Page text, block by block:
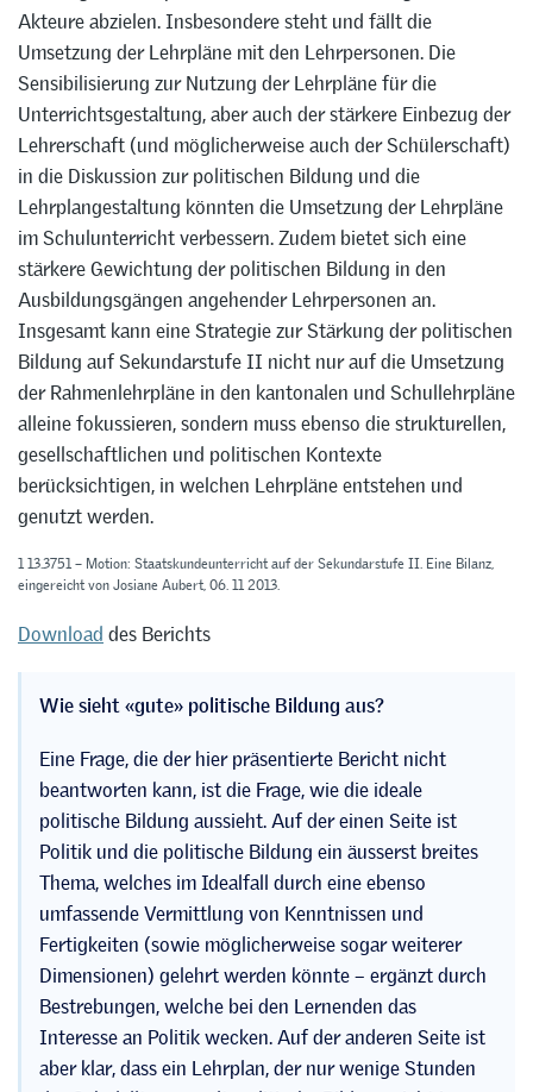
Akteure abzielen. Insbesondere steht und fällt die
Umsetzung der Lehrpläne mit den Lehrpersonen. Die
Sensibilisierung zur Nutzung der Lehrpläne für die
Unterrichtsgestaltung, aber auch der stärkere Einbezug der
Lehrerschaft (und möglicherweise auch der Schülerschaft)
in die Diskussion zur politischen Bildung und die
Lehrplangestaltung könnten die Umsetzung der Lehrpläne
im Schulunterricht verbessern. Zudem bietet sich eine
stärkere Gewichtung der politischen Bildung in den
Ausbildungsgängen angehender Lehrpersonen an.
Insgesamt kann eine Strategie zur Stärkung der politischen
Bildung auf Sekundarstufe II nicht nur auf die Umsetzung
der Rahmenlehrpläne in den kantonalen und Schullehrpläne
alleine fokussieren, sondern muss ebenso die strukturellen,
gesellschaftlichen und politischen Kontexte
berücksichtigen, in welchen Lehrpläne entstehen und
genutzt werden.
1 13.3751 – Motion: Staatskundeunterricht auf der Sekundarstufe II. Eine Bilanz,
eingereicht von Josiane Aubert, 06. 11 2013.
Download des Berichts
Wie sieht «gute» politische Bildung aus?
Eine Frage, die der hier präsentierte Bericht nicht
beantworten kann, ist die Frage, wie die ideale
politische Bildung aussieht. Auf der einen Seite ist
Politik und die politische Bildung ein äusserst breites
Thema, welches im Idealfall durch eine ebenso
umfassende Vermittlung von Kenntnissen und
Fertigkeiten (sowie möglicherweise sogar weiterer
Dimensionen) gelehrt werden könnte – ergänzt durch
Bestrebungen, welche bei den Lernenden das
Interesse an Politik wecken. Auf der anderen Seite ist
aber klar, dass ein Lehrplan, der nur wenige Stunden